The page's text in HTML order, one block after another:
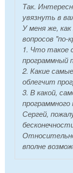
Так.
увязнуть в
У меня же,
вопросов "по-
1. Что такое
программный
2. Какие
облегчит
3. В какой,
Сергей,
вполне